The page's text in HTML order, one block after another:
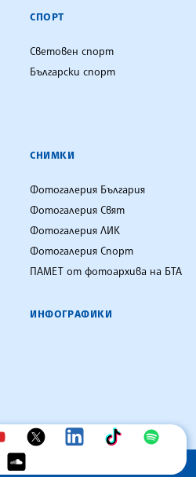
СПОРТ
Световен спорт
Български спорт
СНИМКИ
Фотогалерия България
Фотогалерия Свят
Фотогалерия ЛИК
Фотогалерия Спорт
ПАМЕТ от фотоархива на БТА
ИНФОГРАФИКИ